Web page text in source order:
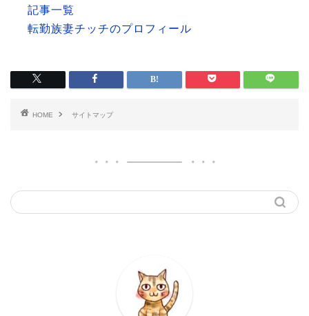
記事一覧
転勤族妻チッチのプロフィール
HOME サイトマップ